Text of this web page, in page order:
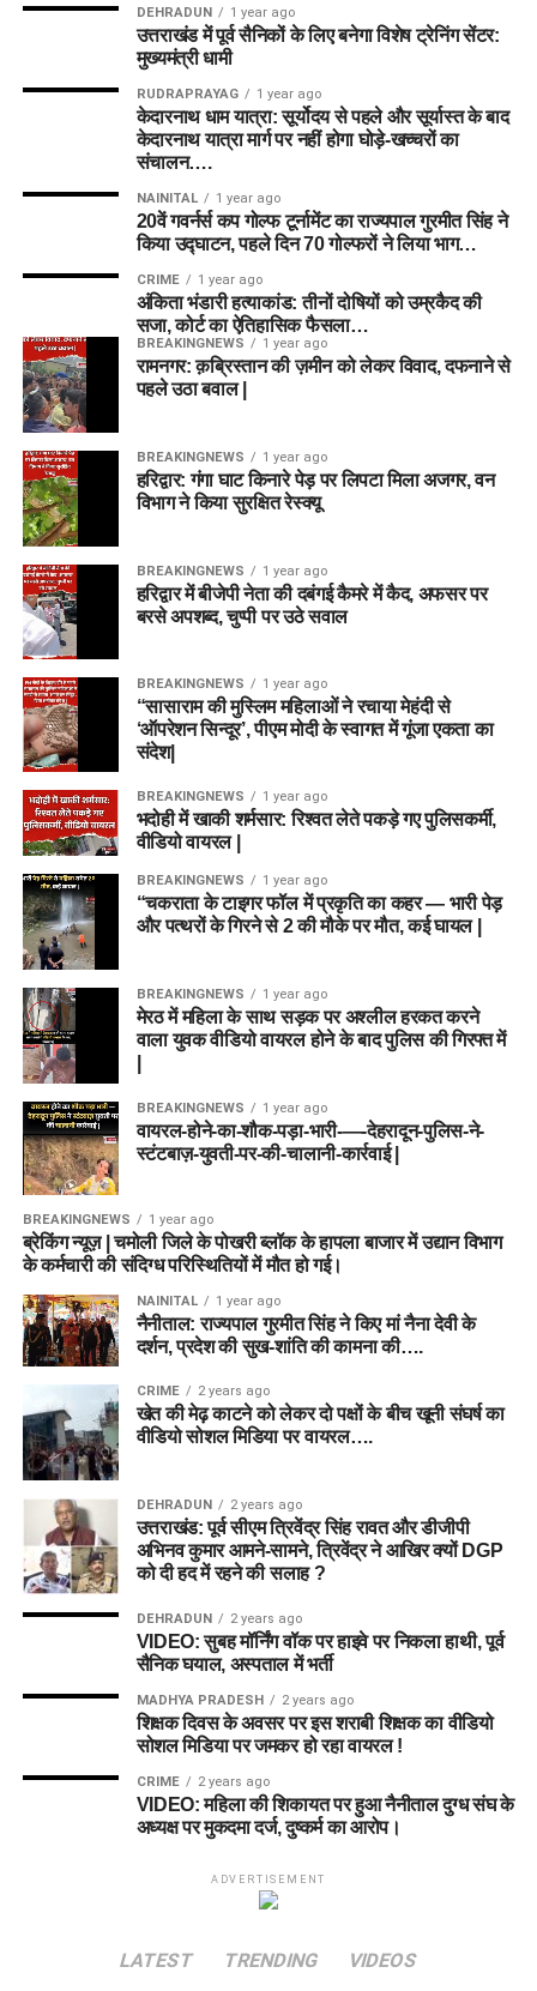
DEHRADUN 1 year ago
उत्तराखंड में पूर्व सैनिकों के लिए बनेगा विशेष ट्रेनिंग सेंटर:
मुख्यमंत्री धामी
RUDRAPRAYAG 1 year ago
केदारनाथ धाम यात्रा: सूर्योदय से पहले और सूर्यास्त के बाद
केदारनाथ यात्रा मार्ग पर नहीं होगा घोड़े-खच्चरों का
संचालन….
NAINITAL 1 year ago
20वें गवर्नर्स कप गोल्फ टूर्नामेंट का राज्यपाल गुरमीत सिंह ने
किया उद्घाटन, पहले दिन 70 गोल्फरों ने लिया भाग…
CRIME 1 year ago
अंकिता भंडारी हत्याकांड: तीनों दोषियों को उम्रकैद की
सजा, कोर्ट का ऐतिहासिक फैसला…
BREAKINGNEWS 1 year ago
रामनगर: क़ब्रिस्तान की ज़मीन को लेकर विवाद, दफनाने से
पहले उठा बवाल |
BREAKINGNEWS 1 year ago
हरिद्वार: गंगा घाट किनारे पेड़ पर लिपटा मिला अजगर, वन
विभाग ने किया सुरक्षित रेस्क्यू
BREAKINGNEWS 1 year ago
हरिद्वार में बीजेपी नेता की दबंगई कैमरे में कैद, अफसर पर
बरसे अपशब्द, चुप्पी पर उठे सवाल
BREAKINGNEWS 1 year ago
“सासाराम की मुस्लिम महिलाओं ने रचाया मेहंदी से
‘ऑपरेशन सिन्दूर’, पीएम मोदी के स्वागत में गूंजा एकता का
संदेश|
BREAKINGNEWS 1 year ago
भदोही में खाकी शर्मसार: रिश्वत लेते पकड़े गए पुलिसकर्मी,
वीडियो वायरल |
BREAKINGNEWS 1 year ago
“चकराता के टाइगर फॉल में प्रकृति का कहर — भारी पेड़
और पत्थरों के गिरने से 2 की मौके पर मौत, कई घायल |
BREAKINGNEWS 1 year ago
मेरठ में महिला के साथ सड़क पर अश्लील हरकत करने
वाला युवक वीडियो वायरल होने के बाद पुलिस की गिरफ्त में
BREAKINGNEWS 1 year ago
वायरल-होने-का-शौक-पड़ा-भारी-—-देहरादून-पुलिस-ने-
स्टंटबाज़-युवती-पर-की-चालानी-कार्रवाई |
BREAKINGNEWS 1 year ago
ब्रेकिंग न्यूज़ | चमोली जिले के पोखरी ब्लॉक के हापला बाजार में उद्यान विभाग
के कर्मचारी की संदिग्ध परिस्थितियों में मौत हो गई।
NAINITAL 1 year ago
नैनीताल: राज्यपाल गुरमीत सिंह ने किए मां नैना देवी के
दर्शन, प्रदेश की सुख-शांति की कामना की….
CRIME 2 years ago
खेत की मेढ़ काटने को लेकर दो पक्षों के बीच खूनी संघर्ष का
वीडियो सोशल मिडिया पर वायरल….
DEHRADUN 2 years ago
उत्तराखंड: पूर्व सीएम त्रिवेंद्र सिंह रावत और डीजीपी
अभिनव कुमार आमने-सामने, त्रिवेंद्र ने आखिर क्यों DGP
को दी हद में रहने की सलाह ?
DEHRADUN 2 years ago
VIDEO: सुबह मॉर्निंग वॉक पर हाइवे पर निकला हाथी, पूर्व
सैनिक घयाल, अस्पताल में भर्ती
MADHYA PRADESH 2 years ago
शिक्षक दिवस के अवसर पर इस शराबी शिक्षक का वीडियो
सोशल मिडिया पर जमकर हो रहा वायरल !
CRIME 2 years ago
VIDEO: महिला की शिकायत पर हुआ नैनीताल दुग्ध संघ के
अध्यक्ष पर मुकदमा दर्ज, दुष्कर्म का आरोप।
ADVERTISEMENT
LATEST TRENDING VIDEOS